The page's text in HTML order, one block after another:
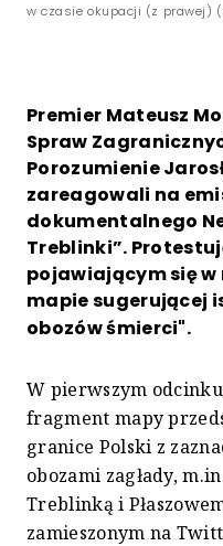
w czasie okupacji (z prawej)
Premier Mateusz
Spraw
Porozumienie
zareagowali na
dokumentalnego
Treblinki”.
pojawiającym się w
mapie sugerującej
obozów śmierci".
W pierwszym
fragment mapy
granice Polski z
obozami zagłady,
Treblinką i
zamieszonym na